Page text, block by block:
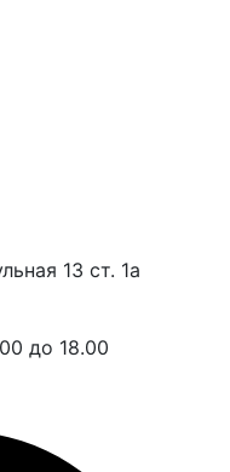
13 ст. 1а
до 18.00